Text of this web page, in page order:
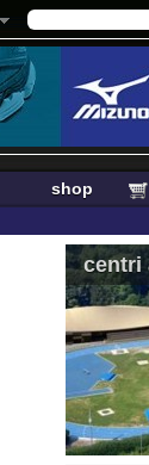
shop
centri